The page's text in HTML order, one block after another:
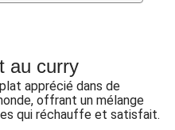
au curry
apprécié dans de
offrant un mélange
qui réchauffe et satisfait.